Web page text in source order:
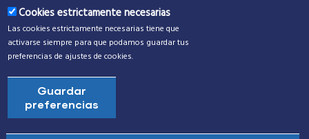
Transporte Urbano
Incidencias
Centros e instalaciones municipales
Cookies estrictamente necesarias
Las cookies estrictamente necesarias tiene que
activarse siempre para que podamos guardar tus
preferencias de ajustes de cookies.
Guardar
preferencias